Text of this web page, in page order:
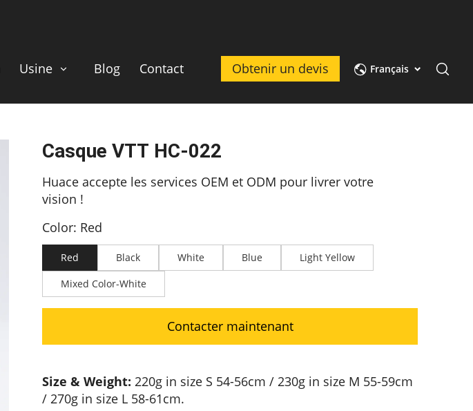
Usine Blog Contact Obtenir un devis Français
Casque VTT HC-022
Huace accepte les services OEM et ODM pour livrer votre
vision !
Color: Red
Red Black White Blue
Light Yellow
Mixed Color-White
Contacter maintenant
Size & Weight: 220g in size S 54-56cm / 230g in size M 55-59cm
/ 270g in size L 58-61cm.